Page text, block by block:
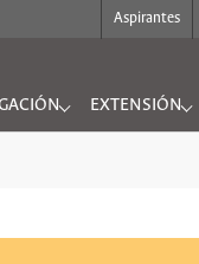
Aspirantes
for "INVESTIGACIÓN"
EXTENSIÓN
Submenu for